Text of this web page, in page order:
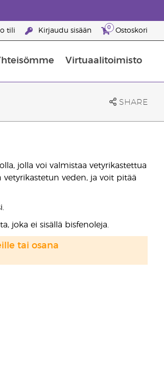
tili Kirjaudu sisään 0 Ostoskori
Virtuaalitoimisto
SHARE
jolla voi valmistaa vetyrikastettua
veden, ja voit pitää
joka ei sisällä bisfenoleja.
tai osana